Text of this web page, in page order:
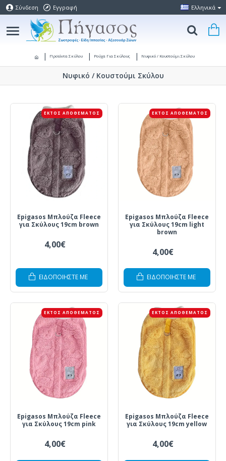
Σύνδεση Εγγραφή Ελληνικά
Προϊόντα Σκύλου Ρούχα Για Σκύλους Νυφικό / Κουστούμι Σκύλου
Νυφικό / Κουστούμι Σκύλου
ΕΚΤΌΣ ΑΠΟΘΈΜΑΤΟΣ
Epigasos Μπλούζα Fleece
για Σκύλους 19cm brown
4,00€
ΕΙΔΟΠΟΙΗΣΤΕ ΜΕ
ΕΚΤΌΣ ΑΠΟΘΈΜΑΤΟΣ
Epigasos Μπλούζα Fleece
για Σκύλους 19cm light
brown
4,00€
ΕΙΔΟΠΟΙΗΣΤΕ ΜΕ
ΕΚΤΌΣ ΑΠΟΘΈΜΑΤΟΣ
Epigasos Μπλούζα Fleece
για Σκύλους 19cm pink
4,00€
ΕΚΤΌΣ ΑΠΟΘΈΜΑΤΟΣ
Epigasos Μπλούζα Fleece
για Σκύλους 19cm yellow
4,00€